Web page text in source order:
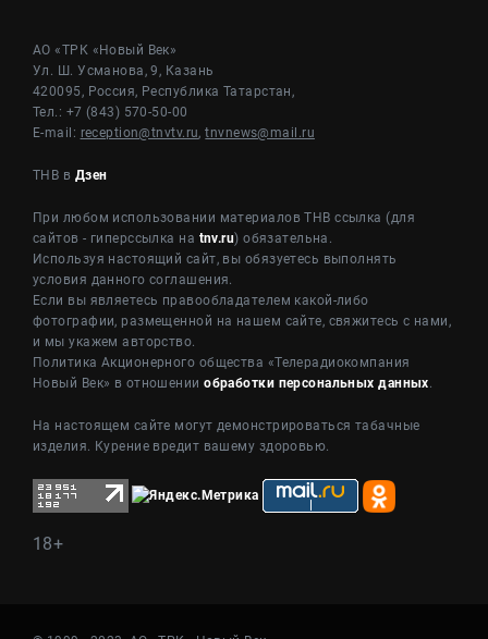
АО «ТРК «Новый Век»
Ул. Ш. Усманова, 9, Казань
420095, Россия, Республика Татарстан,
Тел.: +7 (843) 570-50-00
E-mail: reception@tnvtv.ru,tnvnews@mail.ru
ТНВ в Дзен
При любом использовании материалов ТНВ ссылка (для
сайтов - гиперссылка на tnv.ru) обязательна.
Используя настоящий сайт, вы обязуетесь выполнять
условия данного соглашения.
Если вы являетесь правообладателем какой-либо
фотографии, размещенной на нашем сайте, свяжитесь с нами,
и мы укажем авторство.
Политика Акционерного общества «Телерадиокомпания
Новый Век» в отношенииобработки персональных данных.
На настоящем сайте могут демонстрироваться табачные
изделия. Курение вредит вашему здоровью.
18+